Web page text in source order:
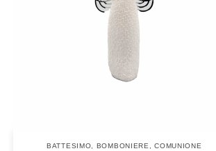
BATTESIMO BOMBONIERE ,COMUNIONE